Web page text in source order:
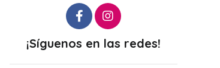
¡Síguenos en las redes!